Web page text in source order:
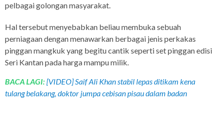
pelbagai golongan masyarakat.
Hal tersebut menyebabkan beliau membuka sebuah
perniagaan dengan menawarkan berbagai jenis perkakas
pinggan mangkuk yang begitu cantik seperti set pinggan edisi
Seri Kantan pada harga mampu milik.
BACA LAGI:[VIDEO] Saif Ali Khan stabil lepas ditikam kena
tulang belakang, doktor jumpa cebisan pisau dalam badan